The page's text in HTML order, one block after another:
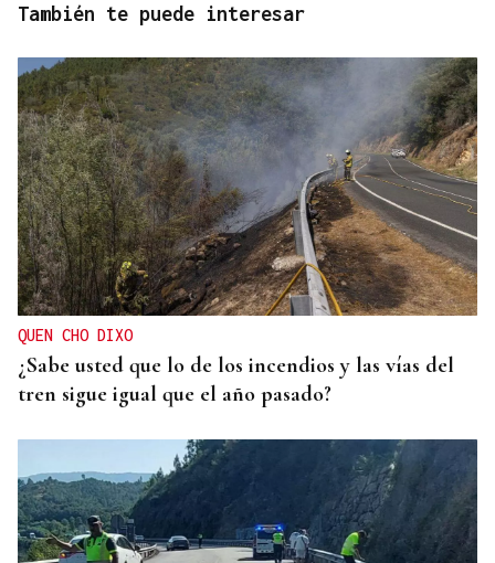
También te puede interesar
QUEN CHO DIXO
¿Sabe usted que lo de los incendios y las vías del
tren sigue igual que el año pasado?